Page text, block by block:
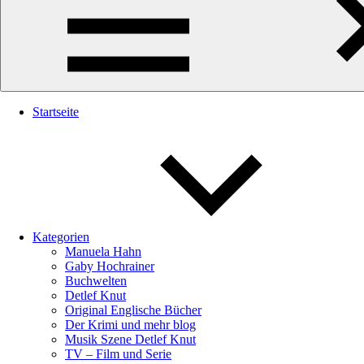
Startseite
Kategorien
Manuela Hahn
Gaby Hochrainer
Buchwelten
Detlef Knut
Original Englische Bücher
Der Krimi und mehr blog
Musik Szene Detlef Knut
TV – Film und Serie